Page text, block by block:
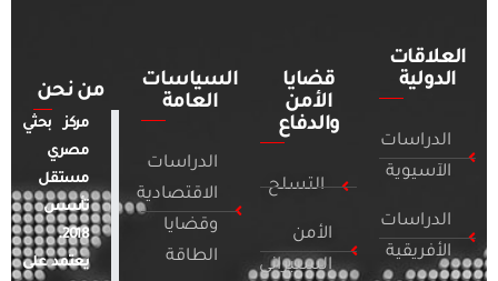
العلاقات
الدولية
الدراسات
الآسيوية
الدراسات
الأفريقية
قضايا
الأمن
والدفاع
التسلح
الأمن
السيبراني
السياسات
العامة
الدراسات
الاقتصادية
وقضايا
الطاقة
من نحن
مركز بحثي
مصري
مستقل
تأسس
2018.
يعتمد على